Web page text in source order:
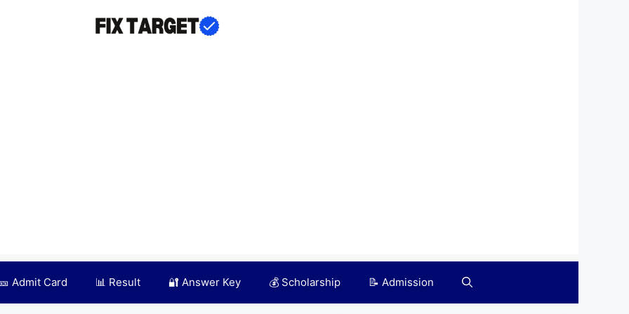
🎫 Admit Card 📊 Result 🔐 Answer Key 💰 Scholarship 📝 Admission